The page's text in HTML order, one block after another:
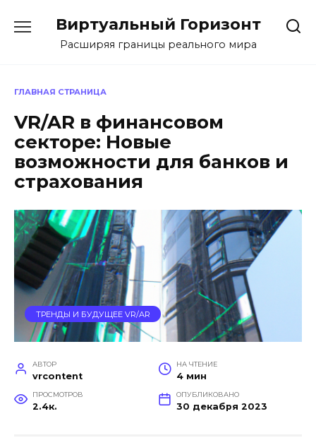
содержанию
Виртуальный Горизонт
Расширяя границы реального мира
ГЛАВНАЯ СТРАНИЦА
VR/AR в финансовом
секторе: Новые
возможности для банков и
страхования
ТРЕНДЫ И БУДУЩЕЕ VR/AR
АВТОР
vrcontent
НА ЧТЕНИЕ
4 мин
ПРОСМОТРОВ
2.4к.
ОПУБЛИКОВАНО
30 декабря 2023